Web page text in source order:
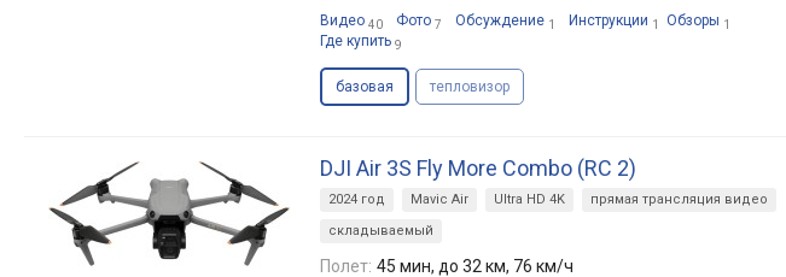
Видео 40 Фото 7 Обсуждение 1 Инструкции 1 Обзоры 1
Где купить 9
базовая тепловизор
DJI Air 3S Fly More Combo (RC 2)
2024 год Mavic Air Ultra HD 4K
прямая трансляция видео
складываемый
Полет: 45 мин, до 32 км, 76 км/ч